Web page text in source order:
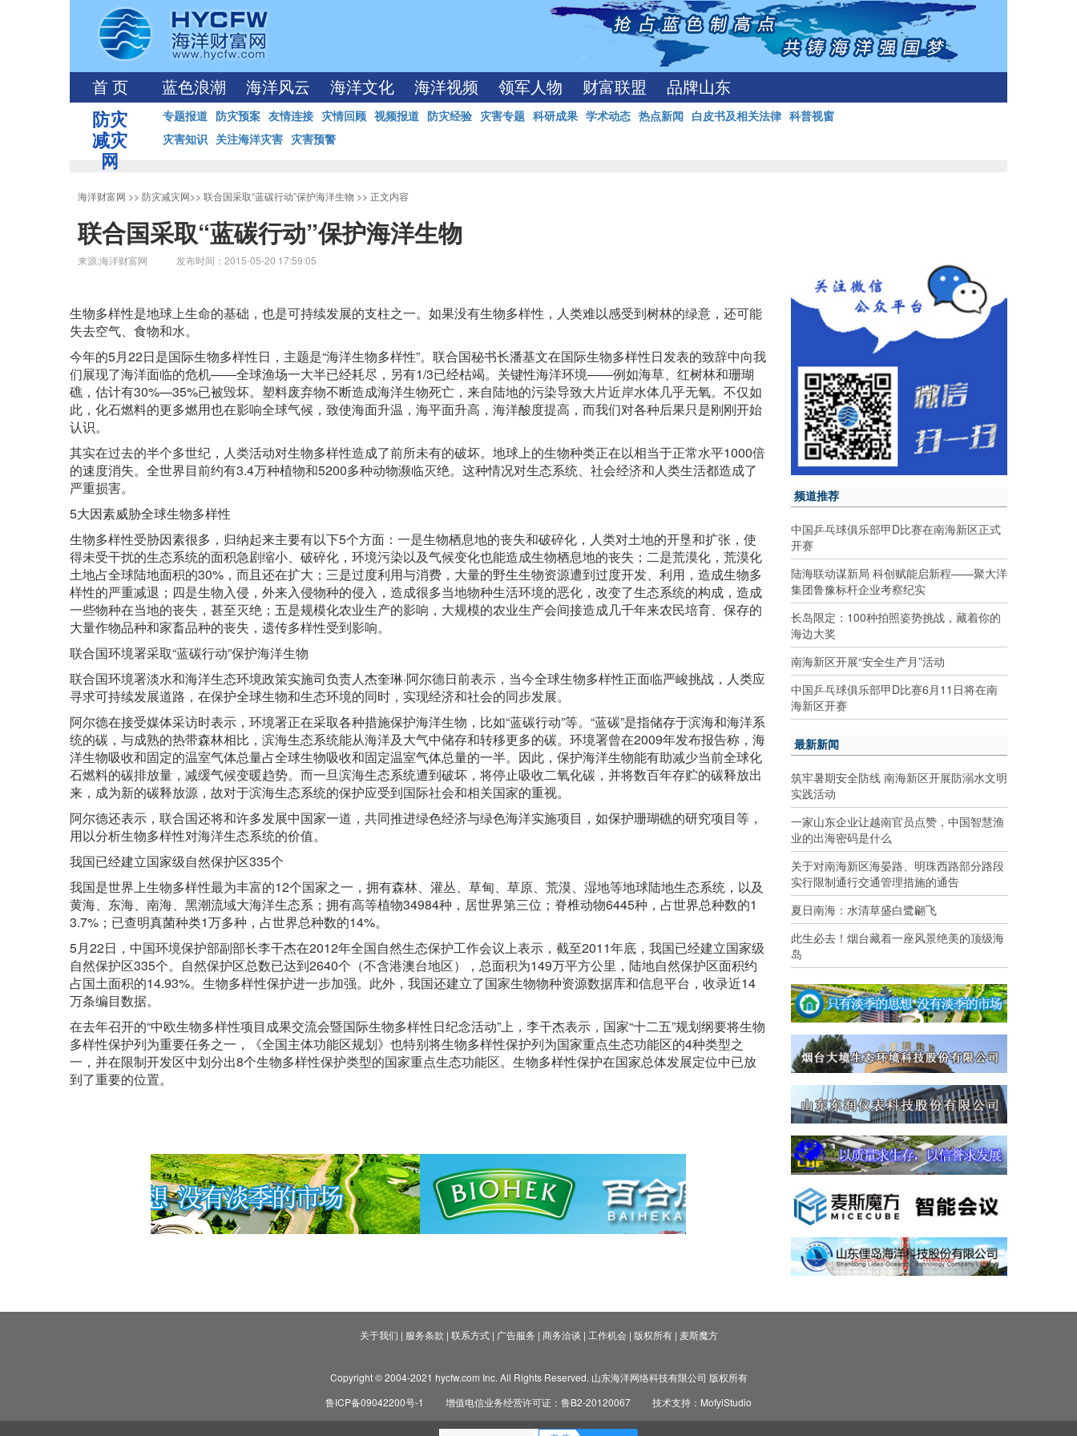
首 页 蓝色浪潮 海洋风云 海洋文化 海洋视频 领军人物 财富联盟 品牌山东
防灾
减灾
网
专题报道 防灾预案 友情连接 灾情回顾 视频报道 防灾经验 灾害专题 科研成果 学术动态 热点新闻 白皮书及相关法律 科普视窗
灾害知识 关注海洋灾害 灾害预警
海洋财富网 >> 防灾减灾网>> 联合国采取“蓝碳行动”保护海洋生物 >> 正文内容
联合国采取“蓝碳行动”保护海洋生物
来源:海洋财富网 发布时间：2015-05-20 17:59:05
生物多样性是地球上生命的基础，也是可持续发展的支柱之一。如果没有生物多样性，人类难以感受到树林的绿意，还可能
失去空气、食物和水。
今年的5月22日是国际生物多样性日，主题是“海洋生物多样性”。联合国秘书长潘基文在国际生物多样性日发表的致辞中向我
们展现了海洋面临的危机——全球渔场一大半已经耗尽，另有1/3已经枯竭。关键性海洋环境——例如海草、红树林和珊瑚
礁，估计有30%—35%已被毁坏。塑料废弃物不断造成海洋生物死亡，来自陆地的污染导致大片近岸水体几乎无氧。不仅如
此，化石燃料的更多燃用也在影响全球气候，致使海面升温，海平面升高，海洋酸度提高，而我们对各种后果只是刚刚开始
认识。
其实在过去的半个多世纪，人类活动对生物多样性造成了前所未有的破坏。地球上的生物种类正在以相当于正常水平1000倍
的速度消失。全世界目前约有3.4万种植物和5200多种动物濒临灭绝。这种情况对生态系统、社会经济和人类生活都造成了
严重损害。
5大因素威胁全球生物多样性
生物多样性受胁因素很多，归纳起来主要有以下5个方面：一是生物栖息地的丧失和破碎化，人类对土地的开垦和扩张，使
得未受干扰的生态系统的面积急剧缩小、破碎化，环境污染以及气候变化也能造成生物栖息地的丧失；二是荒漠化，荒漠化
土地占全球陆地面积的30%，而且还在扩大；三是过度利用与消费，大量的野生生物资源遭到过度开发、利用，造成生物多
样性的严重减退；四是生物入侵，外来入侵物种的侵入，造成很多当地物种生活环境的恶化，改变了生态系统的构成，造成
一些物种在当地的丧失，甚至灭绝；五是规模化农业生产的影响，大规模的农业生产会间接造成几千年来农民培育、保存的
大量作物品种和家畜品种的丧失，遗传多样性受到影响。
联合国环境署采取“蓝碳行动”保护海洋生物
联合国环境署淡水和海洋生态环境政策实施司负责人杰奎琳·阿尔德日前表示，当今全球生物多样性正面临严峻挑战，人类应
寻求可持续发展道路，在保护全球生物和生态环境的同时，实现经济和社会的同步发展。
阿尔德在接受媒体采访时表示，环境署正在采取各种措施保护海洋生物，比如“蓝碳行动”等。“蓝碳”是指储存于滨海和海洋系
统的碳，与成熟的热带森林相比，滨海生态系统能从海洋及大气中储存和转移更多的碳。环境署曾在2009年发布报告称，海
洋生物吸收和固定的温室气体总量占全球生物吸收和固定温室气体总量的一半。因此，保护海洋生物能有助减少当前全球化
石燃料的碳排放量，减缓气候变暖趋势。而一旦滨海生态系统遭到破坏，将停止吸收二氧化碳，并将数百年存贮的碳释放出
来，成为新的碳释放源，故对于滨海生态系统的保护应受到国际社会和相关国家的重视。
阿尔德还表示，联合国还将和许多发展中国家一道，共同推进绿色经济与绿色海洋实施项目，如保护珊瑚礁的研究项目等，
用以分析生物多样性对海洋生态系统的价值。
我国已经建立国家级自然保护区335个
我国是世界上生物多样性最为丰富的12个国家之一，拥有森林、灌丛、草甸、草原、荒漠、湿地等地球陆地生态系统，以及
黄海、东海、南海、黑潮流域大海洋生态系；拥有高等植物34984种，居世界第三位；脊椎动物6445种，占世界总种数的1
3.7%；已查明真菌种类1万多种，占世界总种数的14%。
5月22日，中国环境保护部副部长李干杰在2012年全国自然生态保护工作会议上表示，截至2011年底，我国已经建立国家级
自然保护区335个。自然保护区总数已达到2640个（不含港澳台地区），总面积为149万平方公里，陆地自然保护区面积约
占国土面积的14.93%。生物多样性保护进一步加强。此外，我国还建立了国家生物物种资源数据库和信息平台，收录近14
万条编目数据。
在去年召开的“中欧生物多样性项目成果交流会暨国际生物多样性日纪念活动”上，李干杰表示，国家“十二五”规划纲要将生物
多样性保护列为重要任务之一，《全国主体功能区规划》也特别将生物多样性保护列为国家重点生态功能区的4种类型之
一，并在限制开发区中划分出8个生物多样性保护类型的国家重点生态功能区。生物多样性保护在国家总体发展定位中已放
到了重要的位置。
频道推荐
中国乒乓球俱乐部甲D比赛在南海新区正式
开赛
陆海联动谋新局 科创赋能启新程——聚大洋
集团鲁豫标杆企业考察纪实
长岛限定：100种拍照姿势挑战，藏着你的
海边大奖
南海新区开展“安全生产月”活动
中国乒乓球俱乐部甲D比赛6月11日将在南
海新区开赛
最新新闻
筑牢暑期安全防线 南海新区开展防溺水文明
实践活动
一家山东企业让越南官员点赞，中国智慧渔
业的出海密码是什么
关于对南海新区海晏路、明珠西路部分路段
实行限制通行交通管理措施的通告
夏日南海：水清草盛白鹭翩飞
此生必去！烟台藏着一座风景绝美的顶级海
岛
关于我们 | 服务条款 | 联系方式| 广告服务 | 商务洽谈 | 工作机会| 版权所有| 麦斯魔方
Copyright © 2004-2021 hycfw.com Inc. All Rights Reserved. 山东海洋网络科技有限公司 版权所有
鲁ICP备09042200号-1
增值电信业务经营许可证：鲁B2-20120067 技术支持：MofyiStudio